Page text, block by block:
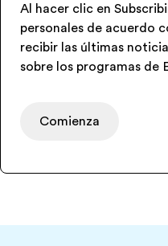
Al hacer clic en
personales de acuerdo
recibir las últimas
sobre los programas de
Comienza